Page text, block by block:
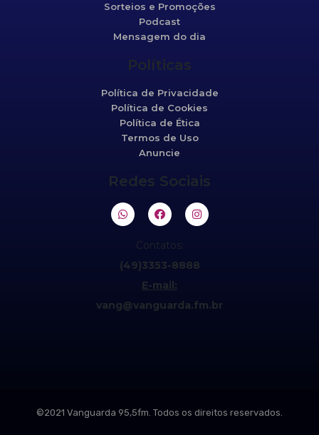
Sorteios e Promoções
Podcast
Mensagem do dia
Políticas
Política de Privacidade
Política de Cookies
Política de Ética
Termos de Uso
Anuncie
Redes Sociais
Contatos:
(49)3353-8888
E-mail:
vang@vanguarda.fm.br
©2021 Vanguarda 95,5fm. Todos os direitos reservados.